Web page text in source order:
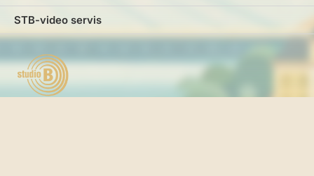
STB-video servis